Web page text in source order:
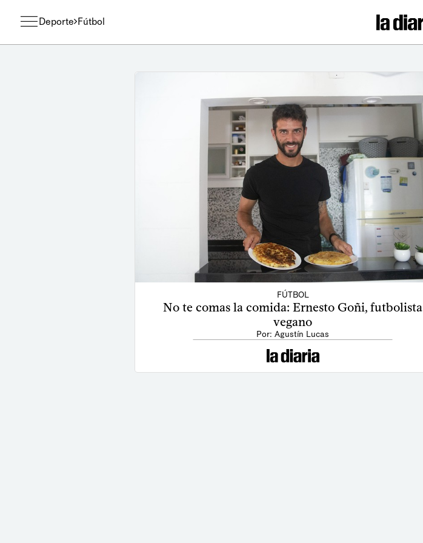
Deporte Fútbol
FÚTBOL
No te comas la comida: Ernesto Goñi, futbolista
vegano
Por: Agustín Lucas